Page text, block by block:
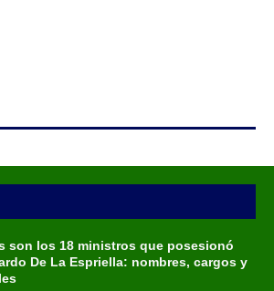
son los 18 ministros que posesionó
De La Espriella: nombres, cargos y